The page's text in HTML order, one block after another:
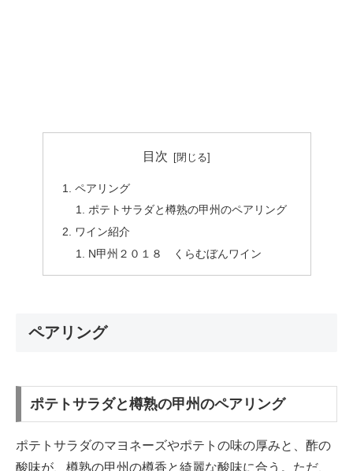
目次
ペアリング
ポテトサラダと樽熟の甲州のペアリング
ワイン紹介
N甲州２０１８ くらむぼんワイン
ペアリング
ポテトサラダと樽熟の甲州のペアリング
ポテトサラダのマヨネーズやポテトの味の厚みと、酢の
酸味が、樽熟の甲州の樽香と綺麗な酸味に合う。ただ、